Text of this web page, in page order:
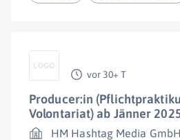
vor 30+ T
Producer:in
Volontariat) ab Jänner
HM Hashtag Media GmbH